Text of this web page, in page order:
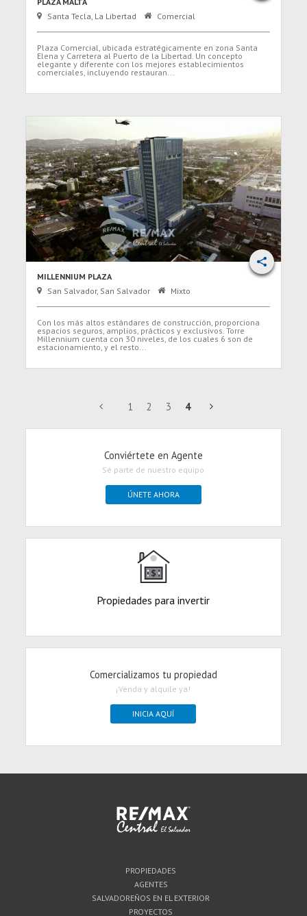
Santa Tecla, La Libertad
Comercial
Plaza Comercial, ubicada estratégicamente en zona Santa
Elena y Carretera al Puerto de la Libertad. Un concepto
elegante y diferente con los mejores establecimientos
comerciales, incluyendo restauran...
MILLENNIUM PLAZA
San Salvador, San Salvador
Mixto
Con los más altos estándares de construcción, proporciona
espacios seguros, amplios, prácticos y exclusivos. Torre
Millennium cuenta con 30 niveles, de los cuales 6 son de
estacionamiento, y el resto...
1 2 3 4
Conviértete en Agente
Sé parte de nuestro equipo
ÚNETE AHORA
Propiedades para invertir
Comercializamos tu propiedad
¡Venda y alquile ya!
INICIA AQUÍ
PROPIEDADES
AGENTES
SALVADOREÑOS EN EL EXTERIOR
PROYECTOS